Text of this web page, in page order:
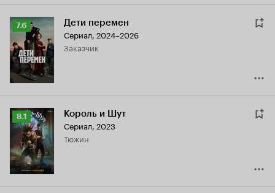
Рейтинг
Кинопоиска
7.6
7.6 Дети перемен
Сериал, 2024–2026
Заказчик
Рейтинг
Кинопоиска
8.1
8.1 Король и Шут
Сериал, 2023
Тюжин